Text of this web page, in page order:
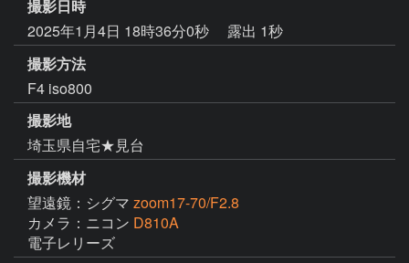
撮影日時
2025年1月4日 18時36分0秒
露出 1秒
撮影方法
F4 iso800
撮影地
埼玉県自宅★見台
撮影機材
望遠鏡：シグマ zoom17-70/F2.8
カメラ：ニコン D810A
電子レリーズ